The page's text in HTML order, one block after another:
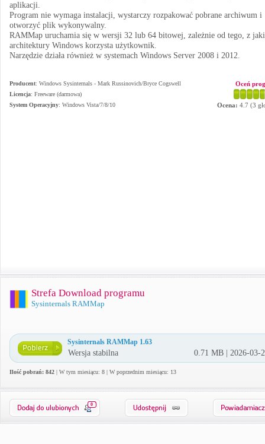
aplikacji.
Program nie wymaga instalacji, wystarczy rozpakować pobrane archiwum i
otworzyć plik wykonywalny.
RAMMap uruchamia się w wersji 32 lub 64 bitowej, zależnie od tego, z
architektury Windows korzysta użytkownik.
Narzędzie działa również w systemach Windows Server 2008 i 2012.
Producent: Windows Sysinternals - Mark Russinovich/Bryce Cogswell
Licencja: Freeware (darmowa)
System Operacyjny: Windows Vista/7/8/10
Oceń
Ocena: 4.7 (3
Strefa Download programu
Sysinternals RAMMap
Sysinternals RAMMap 1.63
Wersja stabilna 0.71 MB | 2026-03-
Ilość pobrań: 842 | W tym miesiącu: 8 | W poprzednim miesiącu: 13
0